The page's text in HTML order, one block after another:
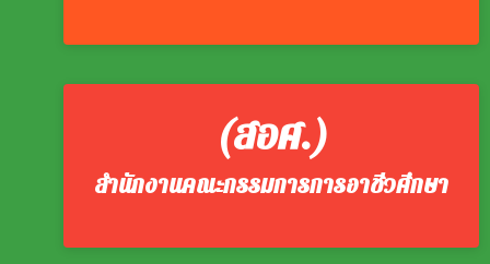
(สอศ.)
สำนักงานคณะกรรมการการอาชีวศึกษา